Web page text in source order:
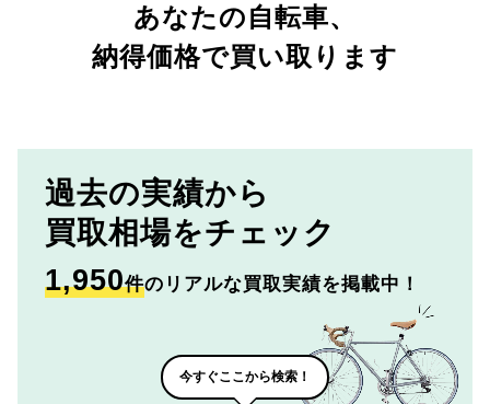
あなたの自転車、
納得価格で買い取ります
過去の実績から
買取相場をチェック
1,950件のリアルな買取実績を掲載中！
今すぐここから検索！